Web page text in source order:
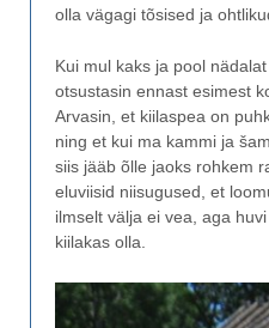
olla vägagi tõsised ja
Kui mul kaks ja pool
otsustasin ennast esimest
Arvasin, et kiilaspea on
ning et kui ma kammi ja
siis jääb õlle jaoks rohkem
eluviisid niisugused, et
ilmselt välja ei vea, aga
kiilakas olla.